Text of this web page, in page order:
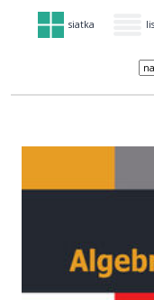
siatka